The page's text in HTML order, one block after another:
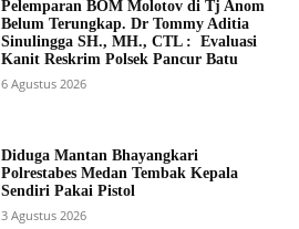
Pelemparan BOM Molotov di Tj Anom
Belum Terungkap. Dr Tommy Aditia
Sinulingga SH., MH., CTL : Evaluasi
Kanit Reskrim Polsek Pancur Batu
6 Agustus 2026
Diduga Mantan Bhayangkari
Polrestabes Medan Tembak Kepala
Sendiri Pakai Pistol
3 Agustus 2026